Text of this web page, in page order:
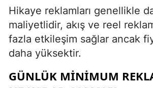
Hikaye reklamları genellikle
maliyetlidir, akış ve reel
fazla etkileşim sağlar ancak
daha yüksektir.
GÜNLÜK MINIMUM